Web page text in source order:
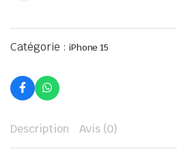
Catégorie : iPhone 15
Description Avis (0)